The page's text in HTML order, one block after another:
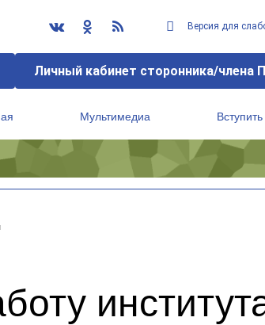
Версия для
Личный кабинет сторонника/члена
Мультимедиа